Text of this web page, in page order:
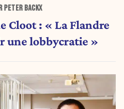
PETER BACKX
Cloot : « La Flandre
une lobbycratie »